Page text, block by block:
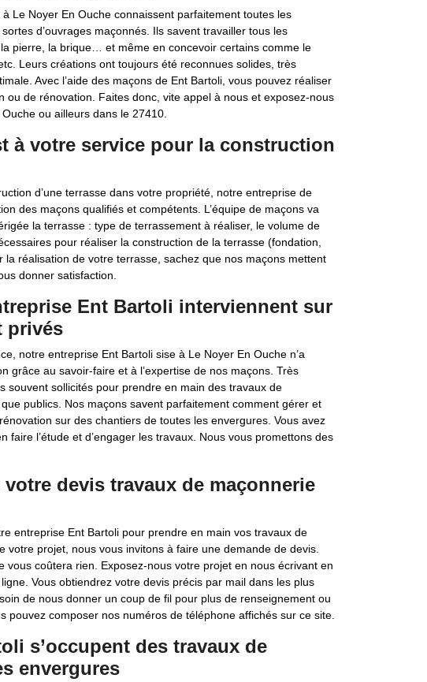
Le Noyer En Ouche connaissent parfaitement toutes les
d’ouvrages maçonnés. Ils savent travailler tous les
pierre, la brique… et même en concevoir certains comme le
Leurs créations ont toujours été reconnues solides, très
Avec l’aide des maçons de Ent Bartoli, vous pouvez réaliser
ou de rénovation. Faites donc, vite appel à nous et exposez-nous
ou ailleurs dans le 27410.
à votre service pour la construction
d’une terrasse dans votre propriété, notre entreprise de
des maçons qualifiés et compétents. L’équipe de maçons va
la terrasse : type de terrassement à réaliser, le volume de
pour réaliser la construction de la terrasse (fondation,
réalisation de votre terrasse, sachez que nos maçons mettent
donner satisfaction.
Ent Bartoli interviennent sur
privés
notre entreprise Ent Bartoli sise à Le Noyer En Ouche n’a
grâce au savoir-faire et à l’expertise de nos maçons. Très
souvent sollicités pour prendre en main des travaux de
publics. Nos maçons savent parfaitement comment gérer et
sur des chantiers de toutes les envergures. Vous avez
faire l’étude et d’engager les travaux. Nous vous promettons des
devis travaux de maçonnerie
entreprise Ent Bartoli pour prendre en main vos travaux de
votre projet, nous vous invitons à faire une demande de devis.
vous coûtera rien. Exposez-nous votre projet en nous écrivant en
Vous obtiendrez votre devis précis par mail dans les plus
de nous donner un coup de fil pour plus de renseignement ou
pouvez composer nos numéros de téléphone affichés sur ce site.
s’occupent des travaux de
envergures